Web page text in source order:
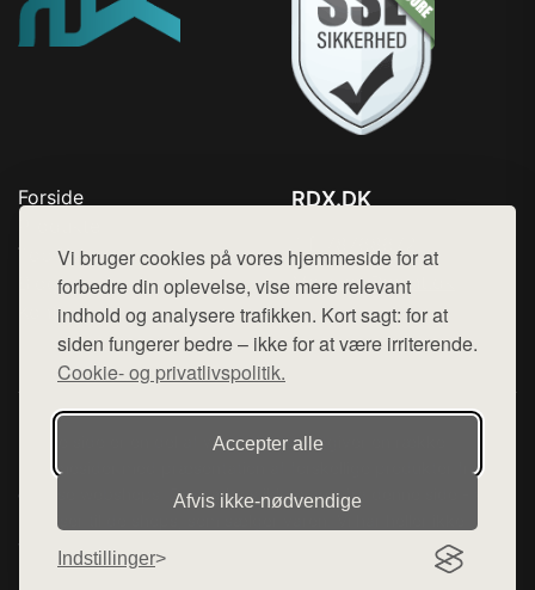
Vi bruger cookies på vores hjemmeside for at
forbedre din oplevelse, vise mere relevant
indhold og analysere trafikken. Kort sagt: for at
siden fungerer bedre – ikke for at være irriterende.
Cookie- og privatlivspolitik.
Accepter alle
Afvis ikke‑nødvendige
Indstillinger
Forside
Top Rabatter
Blog
Kontakt
RDX.DK
Mail: hej@want.dk
Cookie- og privatlivspolitik
Denne side er en del af want.dk, der udgiver en række
hjemmesider med præsentation af forskellige produkter fra
diverse webshops. Der sælges ikke varer fra denne side - vi
henviser til de shops, som sælger varen. Vi har heller ikke
varerne på lager.